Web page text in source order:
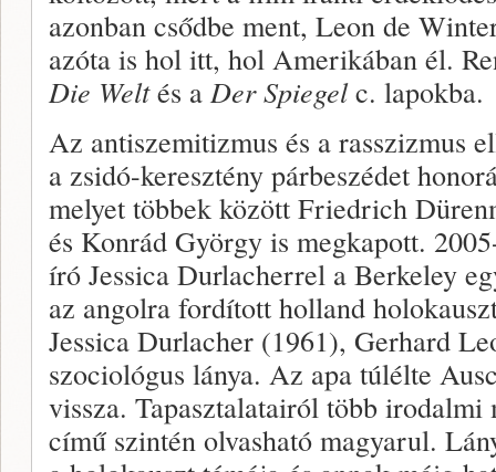
azonban csődbe ment, Leon de
azóta is hol itt, hol Amerikában él.
Die Weltés a Der Spiegelc. lapokba.
Az antiszemitizmus és a rasszizmus
a zsidó-keresztény párbeszédet
melyet többek között Friedrich
és Konrád György is megkapott.
író Jessica Durlacherrel a Berkeley
az angolra fordított holland
Jessica Durlacher (1961), Gerhard
szociológus lánya. Az apa túlélte
vissza. Tapasztalatairól több
című szintén olvasható magyarul.